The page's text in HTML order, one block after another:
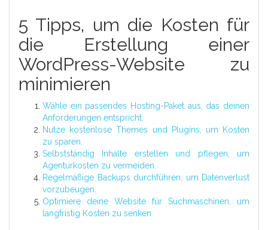
5 Tipps, um die Kosten für
die Erstellung einer
WordPress-Website zu
minimieren
Wähle ein passendes Hosting-Paket aus, das deinen
Anforderungen entspricht.
Nutze kostenlose Themes und Plugins, um Kosten
zu sparen.
Selbstständig Inhalte erstellen und pflegen, um
Agenturkosten zu vermeiden.
Regelmäßige Backups durchführen, um Datenverlust
vorzubeugen.
Optimiere deine Website für Suchmaschinen, um
langfristig Kosten zu senken.